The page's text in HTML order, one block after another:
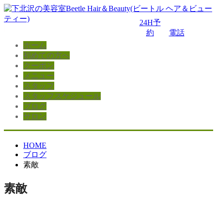
24H予
約
電話
ホーム
初めての方へ
クーポン
メニュー
スタッフ
スタッフスケジュール
ブログ
サロン
HOME
ブログ
素敵
素敵